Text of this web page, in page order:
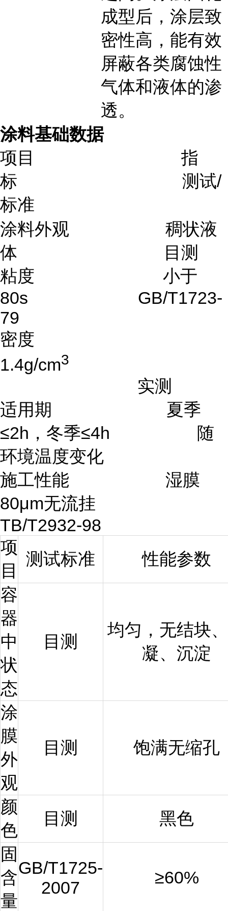
成型后，涂层致
密性高，能有效
屏蔽各类腐蚀性
气体和液体的渗
透。
涂料基础数据
项目 指
标 测试/
标准
涂料外观 稠状液
体 目测
粘度 小于
80s GB/T1723-
79
密度
1.4g/cm3
实测
适用期 夏季
≤2h，冬季≤4h 随
环境温度变化
施工性能 湿膜
80μm无流挂
TB/T2932-98
项
目
测试标准
性能参数
容
器
中
状
态
目测
均匀，无结块
凝、沉淀
涂
膜
外
观
目测 饱满无缩孔
颜
色
目测
黑色
固
含
量
GB/T1725-
2007
≥60%